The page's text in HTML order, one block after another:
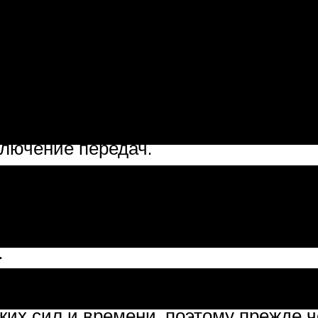
результате которых ее снимают.
что трудно переключать
передач.
коробки передач ваз 2106 для
при замене заднего сальника
установке коробки очень